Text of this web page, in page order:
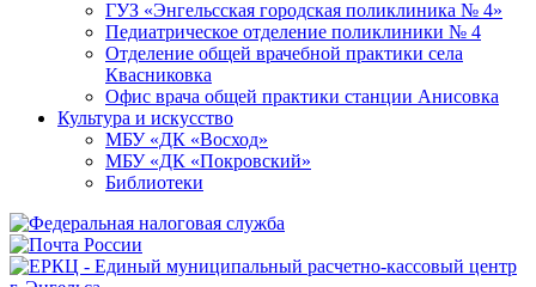
ГУЗ «Энгельсская городская поликлиника № 4»
Педиатрическое отделение поликлиники № 4
Отделение общей врачебной практики села
Квасниковка
Офис врача общей практики станции Анисовка
Культура и искусство
МБУ «ДК «Восход»
МБУ «ДК «Покровский»
Библиотеки